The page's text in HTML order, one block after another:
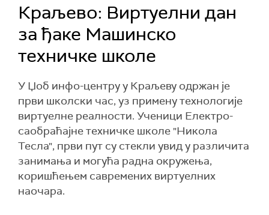
Краљево: Виртуелни дан
за ђаке Машинско
техничке школе
У Џоб инфо-центру у Краљеву одржан је
први школски час, уз примену технологије
виртуелне реалности. Ученици Електро-
саобраћајне техничке школе "Никола
Тесла", први пут су стекли увид у различита
занимања и могућа радна окружења,
коришћењем савремених виртуелних
наочара.